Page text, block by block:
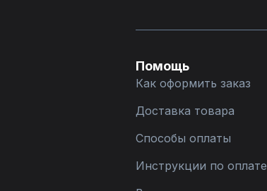
Помощь
Как оформить заказ
Доставка товара
Способы оплаты
Инструкции по оплате